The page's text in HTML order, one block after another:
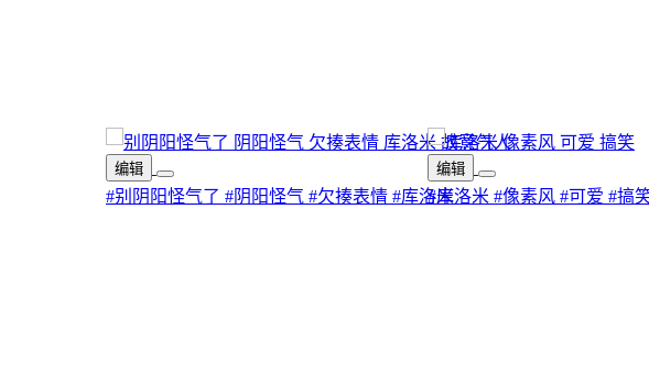
编辑
#别阴阳怪气了 #阴阳怪气 #欠揍表情 #库洛米
编辑
#库洛米 #像素风 #可爱 #搞